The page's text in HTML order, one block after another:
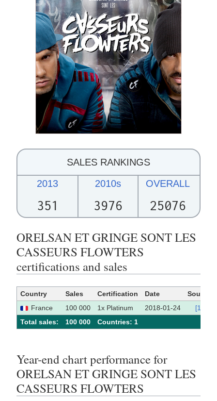
SALES RANKINGS
2013
351
2010s
3976
OVERALL
25076
ORELSAN ET GRINGE SONT LES
CASSEURS FLOWTERS
certifications and sales
Country Sales Certification Date
Source
France
100 000 1x Platinum 2018-01-24
[1]
Total sales:
100 000 Сountries: 1
Year-end chart performance for
ORELSAN ET GRINGE SONT LES
CASSEURS FLOWTERS